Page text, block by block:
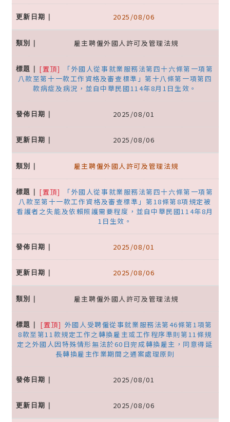
2025/08/06
雇主聘僱外國人許可及管理法規
[置頂]
「外國人從事就業服務法第四十六條第一項第
八款至第十一款工作資格及審查標準」第十八條第一項第四
款病症及病況，並自中華民國114年8月1日生效。
2025/08/01
2025/08/06
雇主聘僱外國人許可及管理法規
[置頂]
「外國人從事就業服務法第四十六條第一項第
八款至第十一款工作資格及審查標準」第18條第8項規定被
看護者之失能及依賴照護需要程度，並自中華民國114年8月
1日生效。
2025/08/01
2025/08/06
雇主聘僱外國人許可及管理法規
[置頂] 外國人受聘僱從事就業服務法第46條第1項第
8款至第11款規定工作之轉換雇主或工作程序準則第11條規
定之外國人因特殊情形無法於60日完成轉換雇主，同意得延
長轉換雇主作業期間之通案處理原則
2025/08/01
2025/08/06